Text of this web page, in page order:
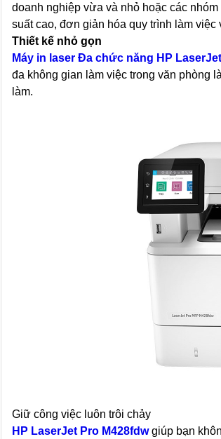
doanh nghiệp vừa và nhỏ hoặc các
suất cao, đơn giản hóa quy trình làm
Thiết kế nhỏ gọn
Máy in laser Đa chức năng HP
đa không gian làm việc trong văn phòng
làm.
Giữ công việc luôn trôi chảy
HP LaserJet Pro M428fdwgiúp bạn